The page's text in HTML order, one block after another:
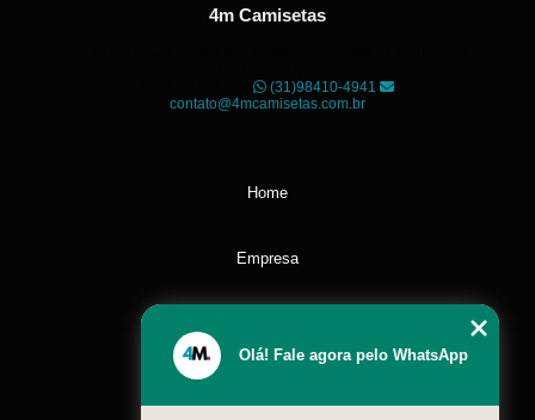
4m Camisetas
(31)98410-4941
contato@4mcamisetas.com.br
Home
Empresa
Olá! Fale agora pelo WhatsApp